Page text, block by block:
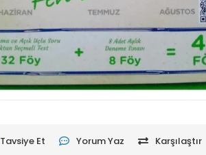
Tavsiye Et Yorum Yaz Karşılaştır